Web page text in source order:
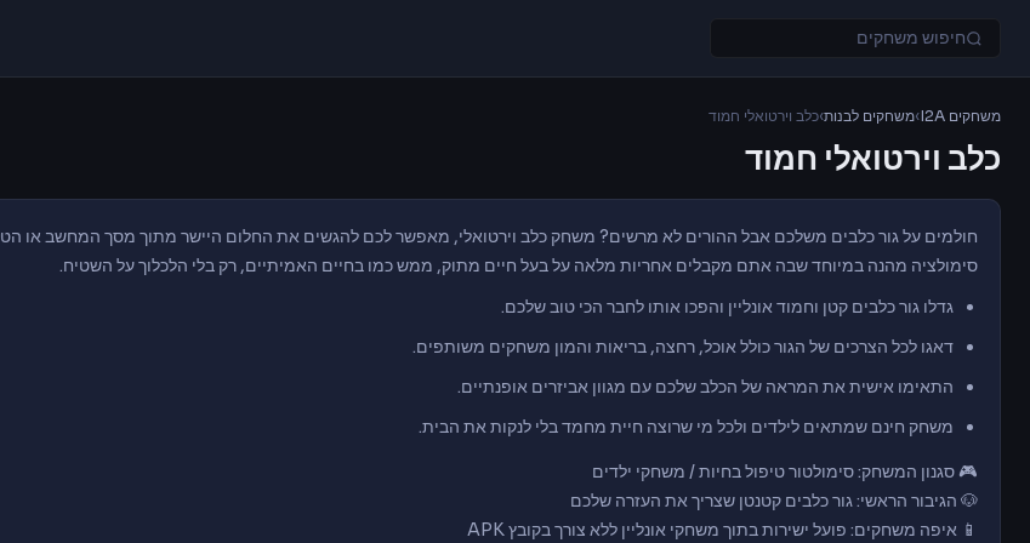
משחקים I2A ›משחקים לבנות›כלב וירטואלי חמוד
כלב וירטואלי חמוד
חולמים על גור כלבים משלכם אבל ההורים לא מרשים? משחק כלב וירטואלי, מאפשר לכם להגשים את החלום היישר מתוך מסך המחשב או
סימולציה מהנה במיוחד שבה אתם מקבלים אחריות מלאה על בעל חיים מתוק, ממש כמו בחיים האמיתיים, רק בלי הלכלוך על השטיח.
גדלו גור כלבים קטן וחמוד אונליין והפכו אותו לחבר הכי טוב שלכם.
דאגו לכל הצרכים של הגור כולל אוכל, רחצה, בריאות והמון משחקים משותפים.
התאימו אישית את המראה של הכלב שלכם עם מגוון אביזרים אופנתיים.
משחק חינם שמתאים לילדים ולכל מי שרוצה חיית מחמד בלי לנקות את הבית.
🎮 סגנון המשחק: סימולטור טיפול בחיות / משחקי ילדים
🐶 הגיבור הראשי: גור כלבים קטנטן שצריך את העזרה שלכם
📱 איפה משחקים: פועל ישירות בתוך משחקי אונליין ללא צורך בקובץ APK